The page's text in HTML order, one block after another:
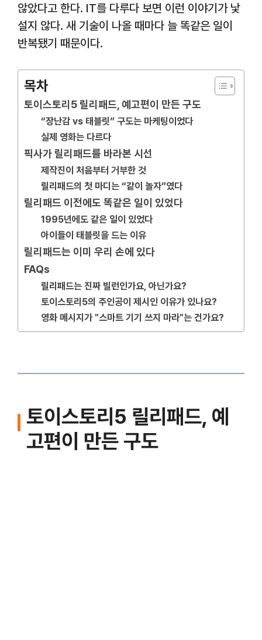
않았다고 한다. IT를 다루다 보면 이런 이야기가 낯
설지 않다. 새 기술이 나올 때마다 늘 똑같은 일이
반복됐기 때문이다.
목차
토이스토리5 릴리패드, 예고편이 만든 구도
“장난감 vs 태블릿” 구도는 마케팅이었다
실제 영화는 다르다
픽사가 릴리패드를 바라본 시선
제작진이 처음부터 거부한 것
릴리패드의 첫 마디는 “같이 놀자”였다
릴리패드 이전에도 똑같은 일이 있었다
1995년에도 같은 일이 있었다
아이들이 태블릿을 드는 이유
릴리패드는 이미 우리 손에 있다
FAQs
릴리패드는 진짜 빌런인가요, 아닌가요?
토이스토리5의 주인공이 제시인 이유가 있나요?
영화 메시지가 "스마트 기기 쓰지 마라"는 건가요?
토이스토리5 릴리패드, 예
고편이 만든 구도